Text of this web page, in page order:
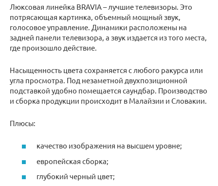
Люксовая линейка BRAVIA – лучшие телевизоры. Это
потрясающая картинка, объемный мощный звук,
голосовое управление. Динамики расположены на
задней панели телевизора, а звук издается из того места,
где произошло действие.
Насыщенность цвета сохраняется с любого ракурса или
угла просмотра. Под незаметной двухпозиционной
подставкой удобно помещается саундбар. Производство
и сборка продукции происходит в Малайзии и Словакии.
Плюсы:
качество изображения на высшем уровне;
европейская сборка;
глубокий черный цвет;